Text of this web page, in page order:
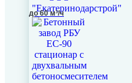
до 60 м³/ч